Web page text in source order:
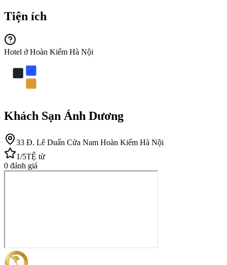
Tiện ích
Hotel ở Hoàn Kiếm Hà Nội
Khách Sạn Ánh Dương
33 Đ. Lê Duẩn Cửa Nam Hoàn Kiếm Hà Nội
1/5TỆ từ
0 đánh giá